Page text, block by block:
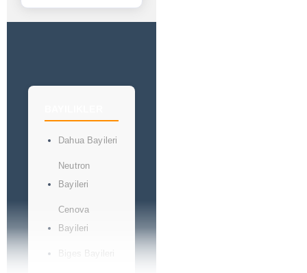
Dahua Bayileri
Neutron
Bayileri
Cenova
Bayileri